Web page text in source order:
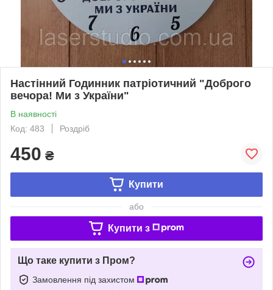
Настінний Годинник патріотичний "Доброго
вечора! Ми з України"
В наявності
Код: 483
Роздріб
450 ₴
Купити
або
Купити з
Що таке купити з Пром?
Замовлення під захистом